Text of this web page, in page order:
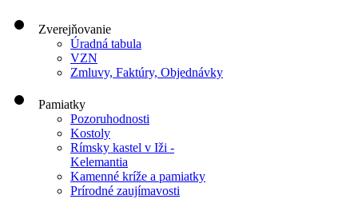
Zverejňovanie
Úradná tabula
VZN
Zmluvy, Faktúry, Objednávky
Pamiatky
Pozoruhodnosti
Kostoly
Rímsky kastel v Iži -
Kelemantia
Kamenné kríže a pamiatky
Prírodné zaujímavosti